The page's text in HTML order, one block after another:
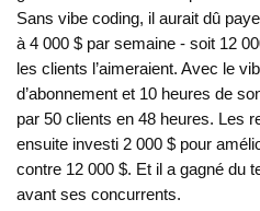
Sans vibe coding, il aurait dû
à 4 000 $ par semaine - soit 12
les clients l’aimeraient. Avec le
d’abonnement et 10 heures de
par 50 clients en 48 heures. Les
ensuite investi 2 000 $ pour
contre 12 000 $. Et il a gagné du
avant ses concurrents.